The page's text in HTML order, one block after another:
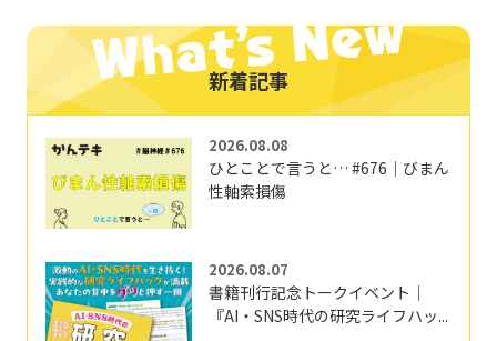
新着記事
2026.08.08
ひとことで言うと… #676｜びまん
性軸索損傷
2026.08.07
書籍刊行記念トークイベント｜
『AI・SNS時代の研究ライフハッ...